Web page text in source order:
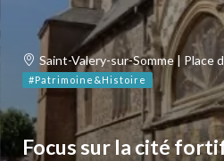
Saint-Valery-sur-Somme | Place
#Patrimoine&Histoire
Focus sur la cité